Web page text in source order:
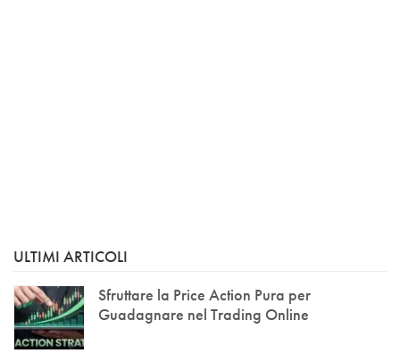
ULTIMI ARTICOLI
Sfruttare la Price Action Pura per
Guadagnare nel Trading Online